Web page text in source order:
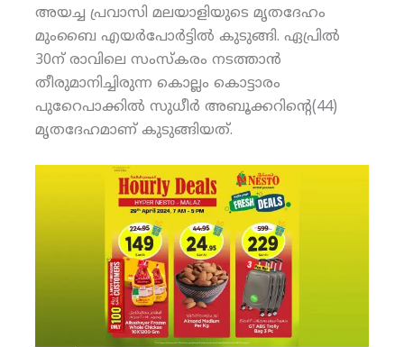
അയച്ച പ്രവാസി മലയാളിയുടെ മൃതദേഹം
മുംബൈ എയര്‍പോര്‍ട്ടില്‍ കുടുങ്ങി. ഏപ്രില്‍
30ന് രാവിലെ സംസ്‌കരം നടത്താന്‍
തീരുമാനിച്ചിരുന്ന കൊല്ലം കൊട്ടാരം
പുറേെപാക്കില്‍ സുധീര്‍ അബൂക്കറിന്റെ(44)
മൃതദേഹമാണ് കുടുങ്ങിയത്.